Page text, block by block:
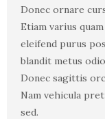
Donec ornare
Etiam varius
eleifend purus
blandit metus
Donec sagittis
Nam vehicula
sed.